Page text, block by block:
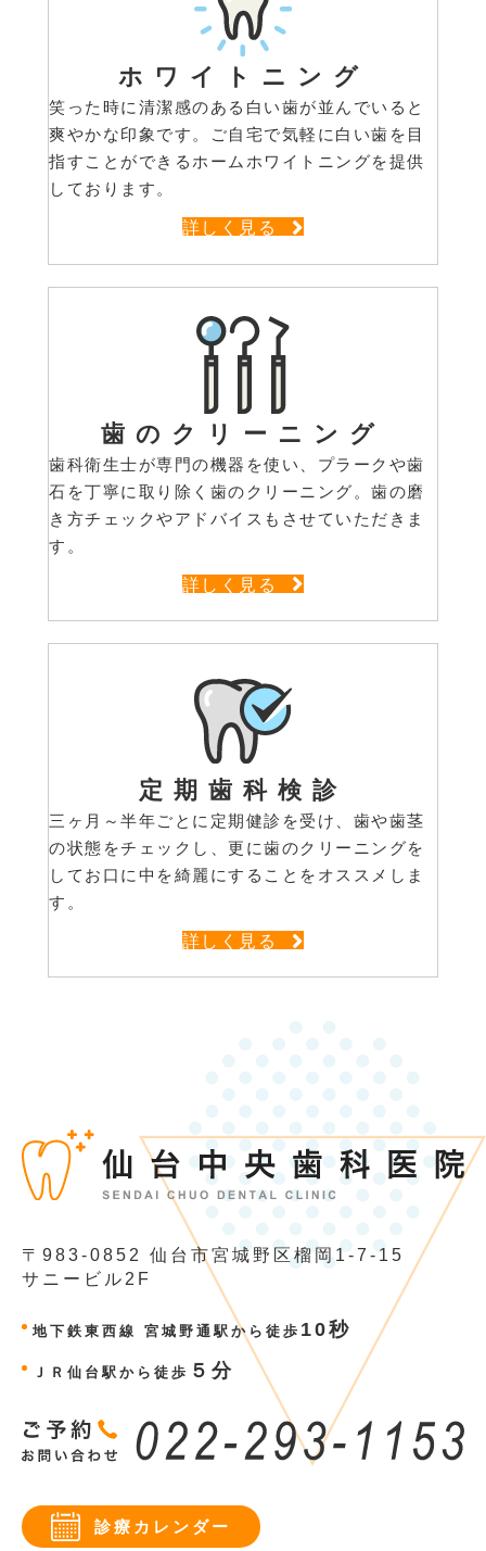
ホワイトニング
笑った時に清潔感のある白い歯が並んでいると
爽やかな印象です。ご自宅で気軽に白い歯を目
指すことができるホームホワイトニングを提供
しております。
詳しく見る
歯のクリーニング
歯科衛生士が専門の機器を使い、プラークや歯
石を丁寧に取り除く歯のクリーニング。歯の磨
き方チェックやアドバイスもさせていただきま
す。
詳しく見る
定期歯科検診
三ヶ月～半年ごとに定期健診を受け、歯や歯茎
の状態をチェックし、更に歯のクリーニングを
してお口に中を綺麗にすることをオススメしま
す。
詳しく見る
〒983-0852 仙台市宮城野区榴岡1-7-15
サニービル2F
地下鉄東西線 宮城野通駅から徒歩 10秒
ＪＲ仙台駅から徒歩 ５分
診療カレンダー